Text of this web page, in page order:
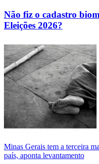
Não fiz o cadastro
Eleições 2026?
Minas Gerais tem a terceira
país, aponta levantamento